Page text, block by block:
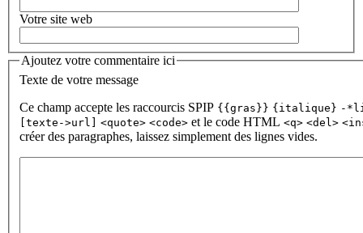
Votre site web
Ajoutez votre commentaire ici
Texte de votre message
Ce champ accepte les raccourcis SPIP {{gras}} {italique} -
[texte->url]
<quote> <code> et le code HTML <q> <del>
créer des paragraphes, laissez simplement des lignes vides.